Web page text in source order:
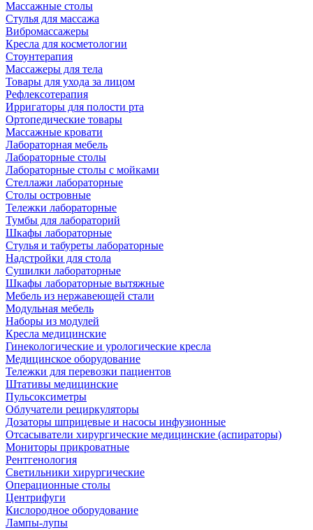
Массажные столы
Стулья для массажа
Вибромассажеры
Кресла для косметологии
Стоунтерапия
Массажеры для тела
Товары для ухода за лицом
Рефлексотерапия
Ирригаторы для полости рта
Ортопедические товары
Массажные кровати
Лабораторная мебель
Лабораторные столы
Лабораторные столы с мойками
Стеллажи лабораторные
Столы островные
Тележки лабораторные
Тумбы для лабораторий
Шкафы лабораторные
Стулья и табуреты лабораторные
Надстройки для стола
Сушилки лабораторные
Шкафы лабораторные вытяжные
Мебель из нержавеющей стали
Модульная мебель
Наборы из модулей
Кресла медицинские
Гинекологические и урологические кресла
Медицинское оборудование
Тележки для перевозки пациентов
Штативы медицинские
Пульсоксиметры
Облучатели рециркуляторы
Дозаторы шприцевые и насосы инфузионные
Отсасыватели хирургические медицинские (аспираторы)
Мониторы прикроватные
Рентгенология
Светильники хирургические
Операционные столы
Центрифуги
Кислородное оборудование
Лампы-лупы